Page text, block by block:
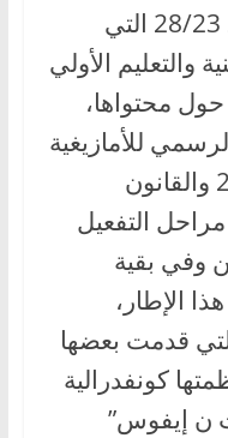
أثارت المذكرة الأخيرة عدد 28/23 التي
والتعليم الأولي
حول محتواها،
للأمازيغية
وفق مقتضيات دستور 2011 والقانون
حدد مراحل التفعيل
وفي بقية
الإطار،
قدمت بعضها
كونفدرالية
ن إيفوس”